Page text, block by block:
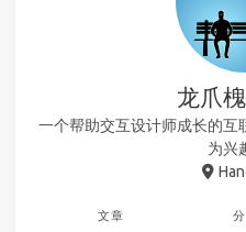
龙爪
一个帮助交互设计师成长的互
为兴
文章